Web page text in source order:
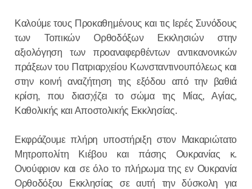
Καλούμε τους Προκαθημένους και τις Ιερές Συνόδους
των Τοπικών Ορθοδόξων Εκκλησιών στην
αξιολόγηση των προαναφερθέντων αντικανονικών
πράξεων του Πατριαρχείου Κωνσταντινουπόλεως και
στην κοινή αναζήτηση της εξόδου από την βαθιά
κρίση, που διασχίζει το σώμα της Μίας, Αγίας,
Καθολικής και Αποστολικής Εκκλησίας.
Εκφράζουμε πλήρη υποστήριξη στον Μακαριώτατο
Μητροπολίτη Κιέβου και πάσης Ουκρανίας κ.
Ονούφριον και σε όλο το πλήρωμα της εν Ουκρανία
Ορθοδόξου Εκκλησίας σε αυτή την δύσκολη για